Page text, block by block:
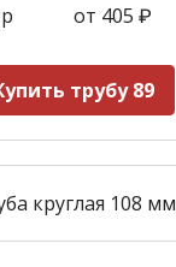
от 405 ₽
трубу 89
круглая 108 мм